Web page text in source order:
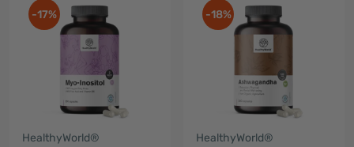
-17%
HealthyWorld®
-18%
HealthyWorld®